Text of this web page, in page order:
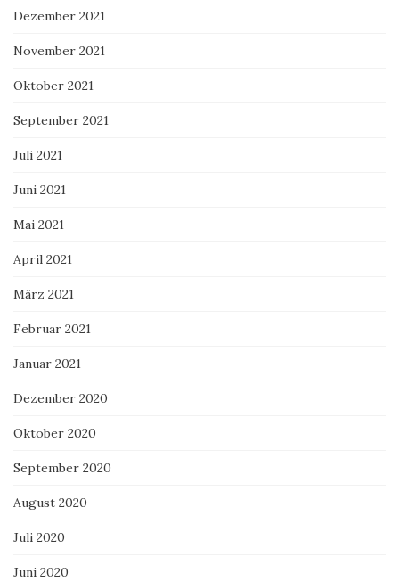
Dezember 2021
November 2021
Oktober 2021
September 2021
Juli 2021
Juni 2021
Mai 2021
April 2021
März 2021
Februar 2021
Januar 2021
Dezember 2020
Oktober 2020
September 2020
August 2020
Juli 2020
Juni 2020